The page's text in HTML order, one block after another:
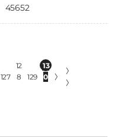
45652
127
12
8
129
13
0
〉
〉
〉